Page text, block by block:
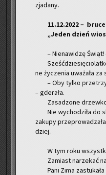
zja­da­ny.
11.12.2022 – bruce
„Jeden dzień
– Nie­na­wi­dzę
ne ży­cze­nia uwa­ża­ła za
– Oby tylko
– gde­ra­ła.
Za­sa­dzo­ne
Nie wy­cho­dzi­ła do
za­ku­py
dziej.
W tym roku
Za­miast na­rze­kać
Pani Zima